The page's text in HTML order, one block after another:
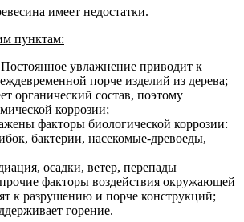
имеет недостатки.
пунктам:
Постоянное увлажнение приводит к
порче изделий из дерева;
органический состав, поэтому
коррозии;
факторы биологической коррозии:
бактерии, насекомые-древоеды,
осадки, ветер, перепады
факторы воздействия окружающей
к разрушению и порче конструкций;
горение.